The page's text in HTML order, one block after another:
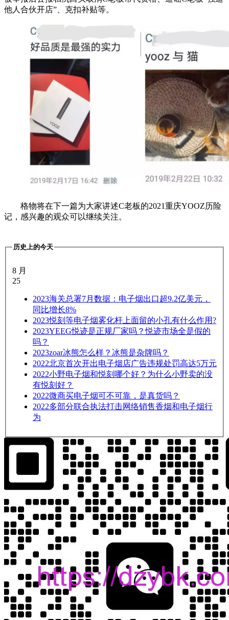
他人合伙开店”、克扣补贴等。
格物将在下一篇为大家讲述C老板的2021重庆YOOZ历险
记，感兴趣的观众可以继续关注。
历史上的今天
8 月
25
2023海关总署7月数据：电子烟出口超9.2亿美元，
同比增长8%
2023悦刻等电子烟雾化杆上面留的小孔有什么作用?
2023YEEG悦迹是正规厂家吗？悦迹市场全是假的
吗？
2023zoar冰熊怎么样？冰熊是杂牌吗？
2022北京首次开出电子烟店广告违规处罚高达5万元
2022小野电子烟和悦刻哪个好？为什么小野卖的没
有悦刻好？
2022微商买电子烟可不可靠，是真货吗？
2022多部分联合执法打击网络销售香烟和电子烟行
为